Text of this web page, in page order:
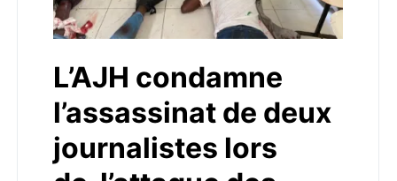
L’AJH condamne
l’assassinat de deux
journalistes lors